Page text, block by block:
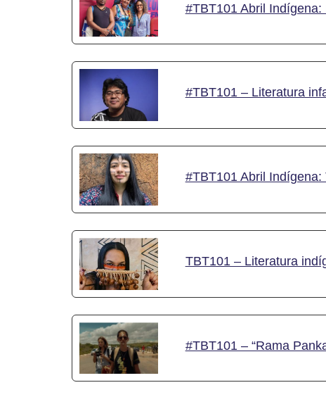
#TBT101 Abril
#TBT101 – Literatura
#TBT101 Abril
TBT101 – Literatura
#TBT101 – “Rama